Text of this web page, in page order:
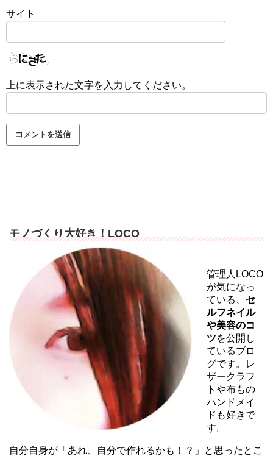
サイト
上に表示された文字を入力してください。
モノづくり大好き！LOCO
管理人LOCO
が気になっ
ている、 セ
ルフネイル
や美容のコ
ツを公開し
ているブロ
グです。レ
ザークラフ
トや布もの
ハンドメイ
ドも好きで
す。
自分自身が「あれ、自分で作れるかも！？」と思ったとこ